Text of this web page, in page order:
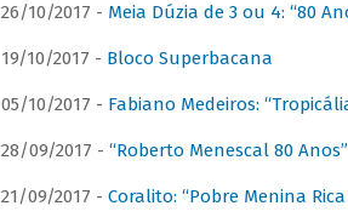
26/10/2017 - Meia Dúzia de 3 ou 4: “80
19/10/2017 - Bloco Superbacana
05/10/2017 - Fabiano Medeiros:
28/09/2017 - “Roberto Menescal 80 Anos”
21/09/2017 - Coralito: “Pobre Menina